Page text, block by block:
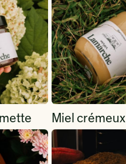
Miel crémeux